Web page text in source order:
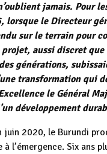
jamais. Pour
lorsque le Directeur
sur le terrain pour
projet, aussi discret
générations,
transformation qui
le Général
développement
juin 2020, le Burundi
l’émergence. Six ans